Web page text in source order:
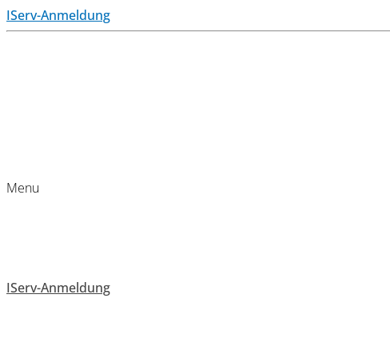
IServ-Anmeldung
Menu
IServ-Anmeldung